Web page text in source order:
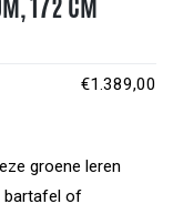
172 CM
€1.389,00
groene leren
bartafel of